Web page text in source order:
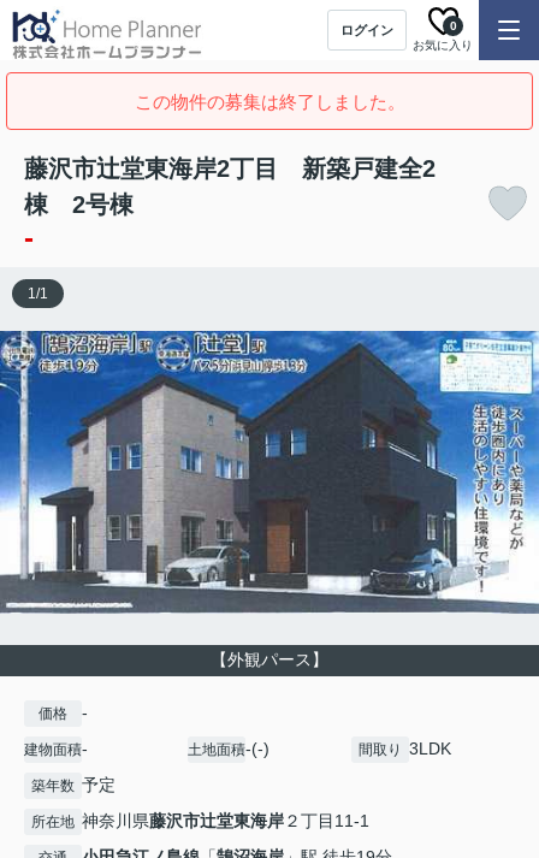
ログイン
お気に入り
0
この物件の募集は終了しました。
藤沢市辻堂東海岸2丁目 新築戸建全2
棟 2号棟
-
【外観パース】
1/1
価格 -
建物面積- 土地面積-(-) 間取り 3LDK
築年数 予定
所在地 神奈川県藤沢市辻堂東海岸２丁目11-1